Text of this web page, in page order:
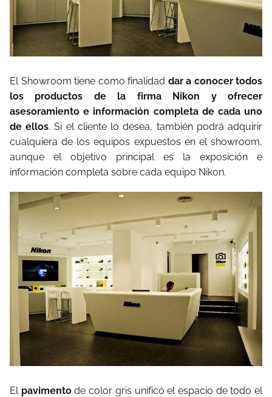
El Showroom tiene como finalidad dar a conocer todos
los productos de la firma Nikon y ofrecer
asesoramiento e información completa de cada uno
de ellos. Si el cliente lo desea, también podrá adquirir
cualquiera de los equipos expuestos en el showroom,
aunque el objetivo principal es la exposición e
información completa sobre cada equipo Nikon.
El pavimentode color gris unificó el espacio de todo el